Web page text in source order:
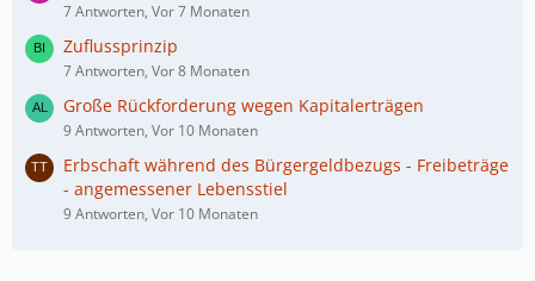
7 Antworten, Vor 7 Monaten
Zuflussprinzip
7 Antworten, Vor 8 Monaten
Große Rückforderung wegen Kapitalerträgen
9 Antworten, Vor 10 Monaten
Erbschaft während des Bürgergeldbezugs - Freibeträge
- angemessener Lebensstiel
9 Antworten, Vor 10 Monaten